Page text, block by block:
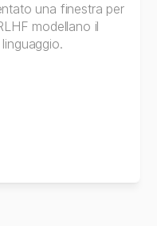
una finestra per
modellano il